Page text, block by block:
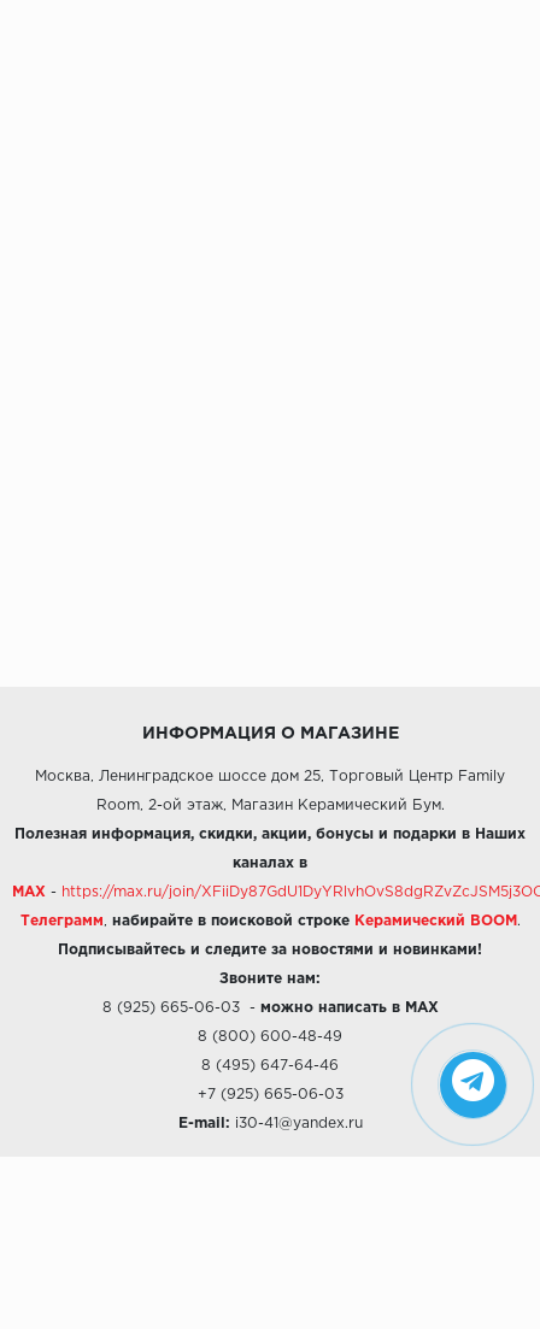
ИНФОРМАЦИЯ О МАГАЗИНЕ
Москва, Ленинградское шоссе дом 25, Торговый Центр Family
Room, 2-ой этаж, Магазин Керамический Бум.
Полезная информация, скидки, акции, бонусы и подарки в Наших
каналах в
MAX - https://max.ru/join/
Телеграмм набирайте в поисковой строке Керамический BOOM .
Подписывайтесь и следите за новостями и новинками!
Звоните нам:
8 (925) 665-06-03- можно написать в MAX
8 (800) 600-48-49
8 (495) 647-64-46
+7 (925) 665-06-03
E-mail: i30-41@yandex.ru